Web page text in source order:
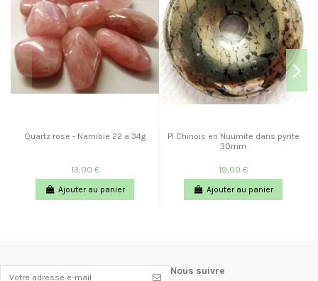
Quartz rose - Namibie 22 a 34g
13,00 €
Ajouter au panier
PI Chinois en Nuumite dans pyrite
30mm
19,00 €
Ajouter au panier
Nous suivre